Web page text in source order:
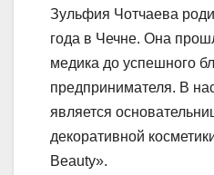
Зульфия Чотчаева
года в Чечне. Она
медика до успешного
предпринимателя. В
является
декоративной
Beauty».